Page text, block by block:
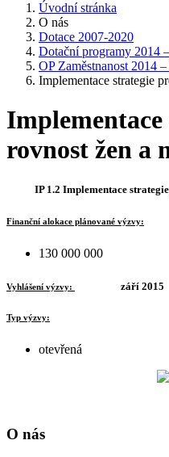
Úvodní stránka
O nás
Dotace 2007-2020
Dotační programy 2014
OP Zaměstnanost 2014
Implementace strategie
rovnost žen a
IP 1.2 Implementace
Finanční alokace plánované výzvy:
130 000 000
Vyhlášení výzvy: září 2015
Typ výzvy:
otevřená
O nás